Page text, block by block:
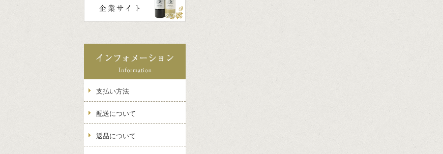
支払い方法
配送について
返品について